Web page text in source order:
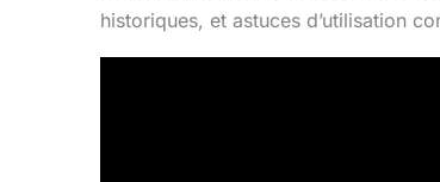
historiques, et astuces d’utilisation